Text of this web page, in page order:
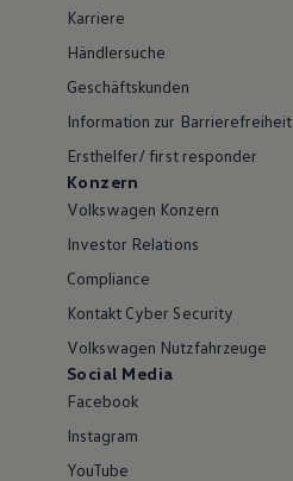
Karriere
Händlersuche
Geschäftskunden
Information zur Barrierefreiheit
Ersthelfer/ first responder
Konzern
Volkswagen Konzern
Investor Relations
Compliance
Kontakt Cyber Security
Volkswagen Nutzfahrzeuge
Social Media
Facebook
Instagram
YouTube